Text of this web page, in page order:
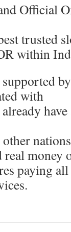
Official
trusted
within
with
real money
paying